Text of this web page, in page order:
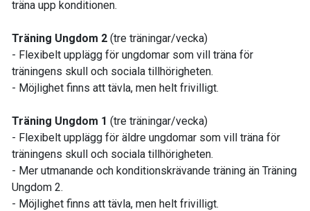
träna upp konditionen.
Träning Ungdom 2 (tre träningar/vecka)
- Flexibelt upplägg för ungdomar som vill träna för
träningens skull och sociala tillhörigheten.
- Möjlighet finns att tävla, men helt frivilligt.
Träning Ungdom 1 (tre träningar/vecka)
- Flexibelt upplägg för äldre ungdomar som vill träna för
träningens skull och sociala tillhörigheten.
- Mer utmanande och konditionskrävande träning än Träning
Ungdom 2.
- Möjlighet finns att tävla, men helt frivilligt.